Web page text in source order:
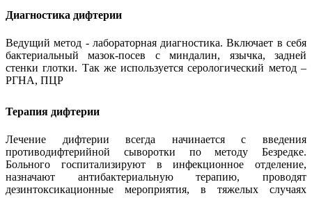
Диагностика дифтерии
Ведущий метод - лабораторная диагностика. Включает в себя
бактериальный мазок-посев с миндалин, язычка, задней
стенки глотки. Так же используется серологический метод –
РГНА, ПЦР
Терапия дифтерии
Лечение дифтерии всегда начинается с введения
противодифтерийной сыворотки по методу Безредке.
Больного госпитализируют в инфекционное отделение,
назначают антибактериальную терапию, проводят
дезинтоксикационные мероприятия, в тяжелых случаях